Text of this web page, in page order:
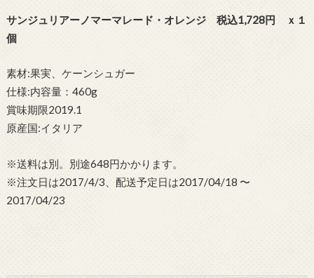
サンジュリアーノマーマレード・オレンジ 税込1,728円 ｘ１
個
素材:果実、ケーンシュガー
仕様:内容量：460g
賞味期限2019.1
原産国:イタリア
※送料は別。別途648円かかります。
※注文日は2017/4/3、配送予定日は2017/04/18 〜
2017/04/23